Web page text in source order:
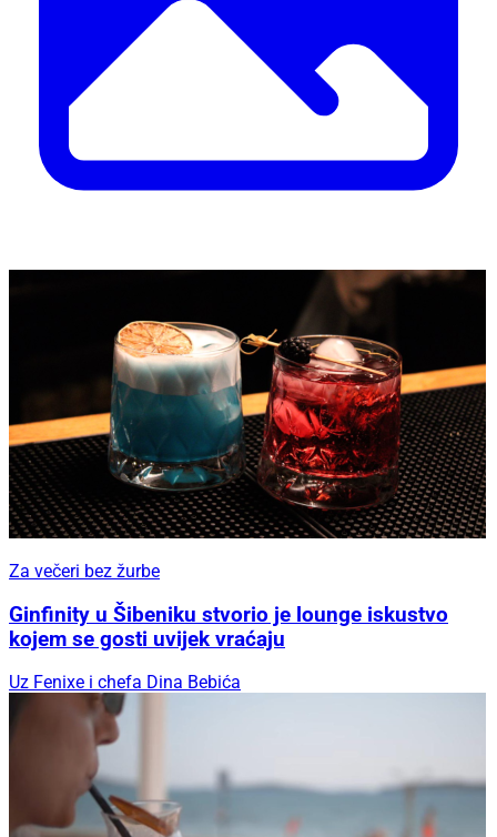
Za večeri bez žurbe
Ginfinity u Šibeniku stvorio je lounge iskustvo
kojem se gosti uvijek vraćaju
Uz Fenixe i chefa Dina Bebića